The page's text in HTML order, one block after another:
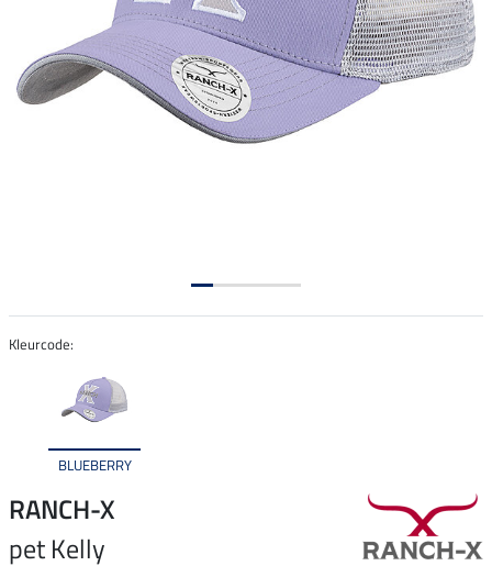
Kleurcode:
BLUEBERRY
RANCH-X
pet Kelly